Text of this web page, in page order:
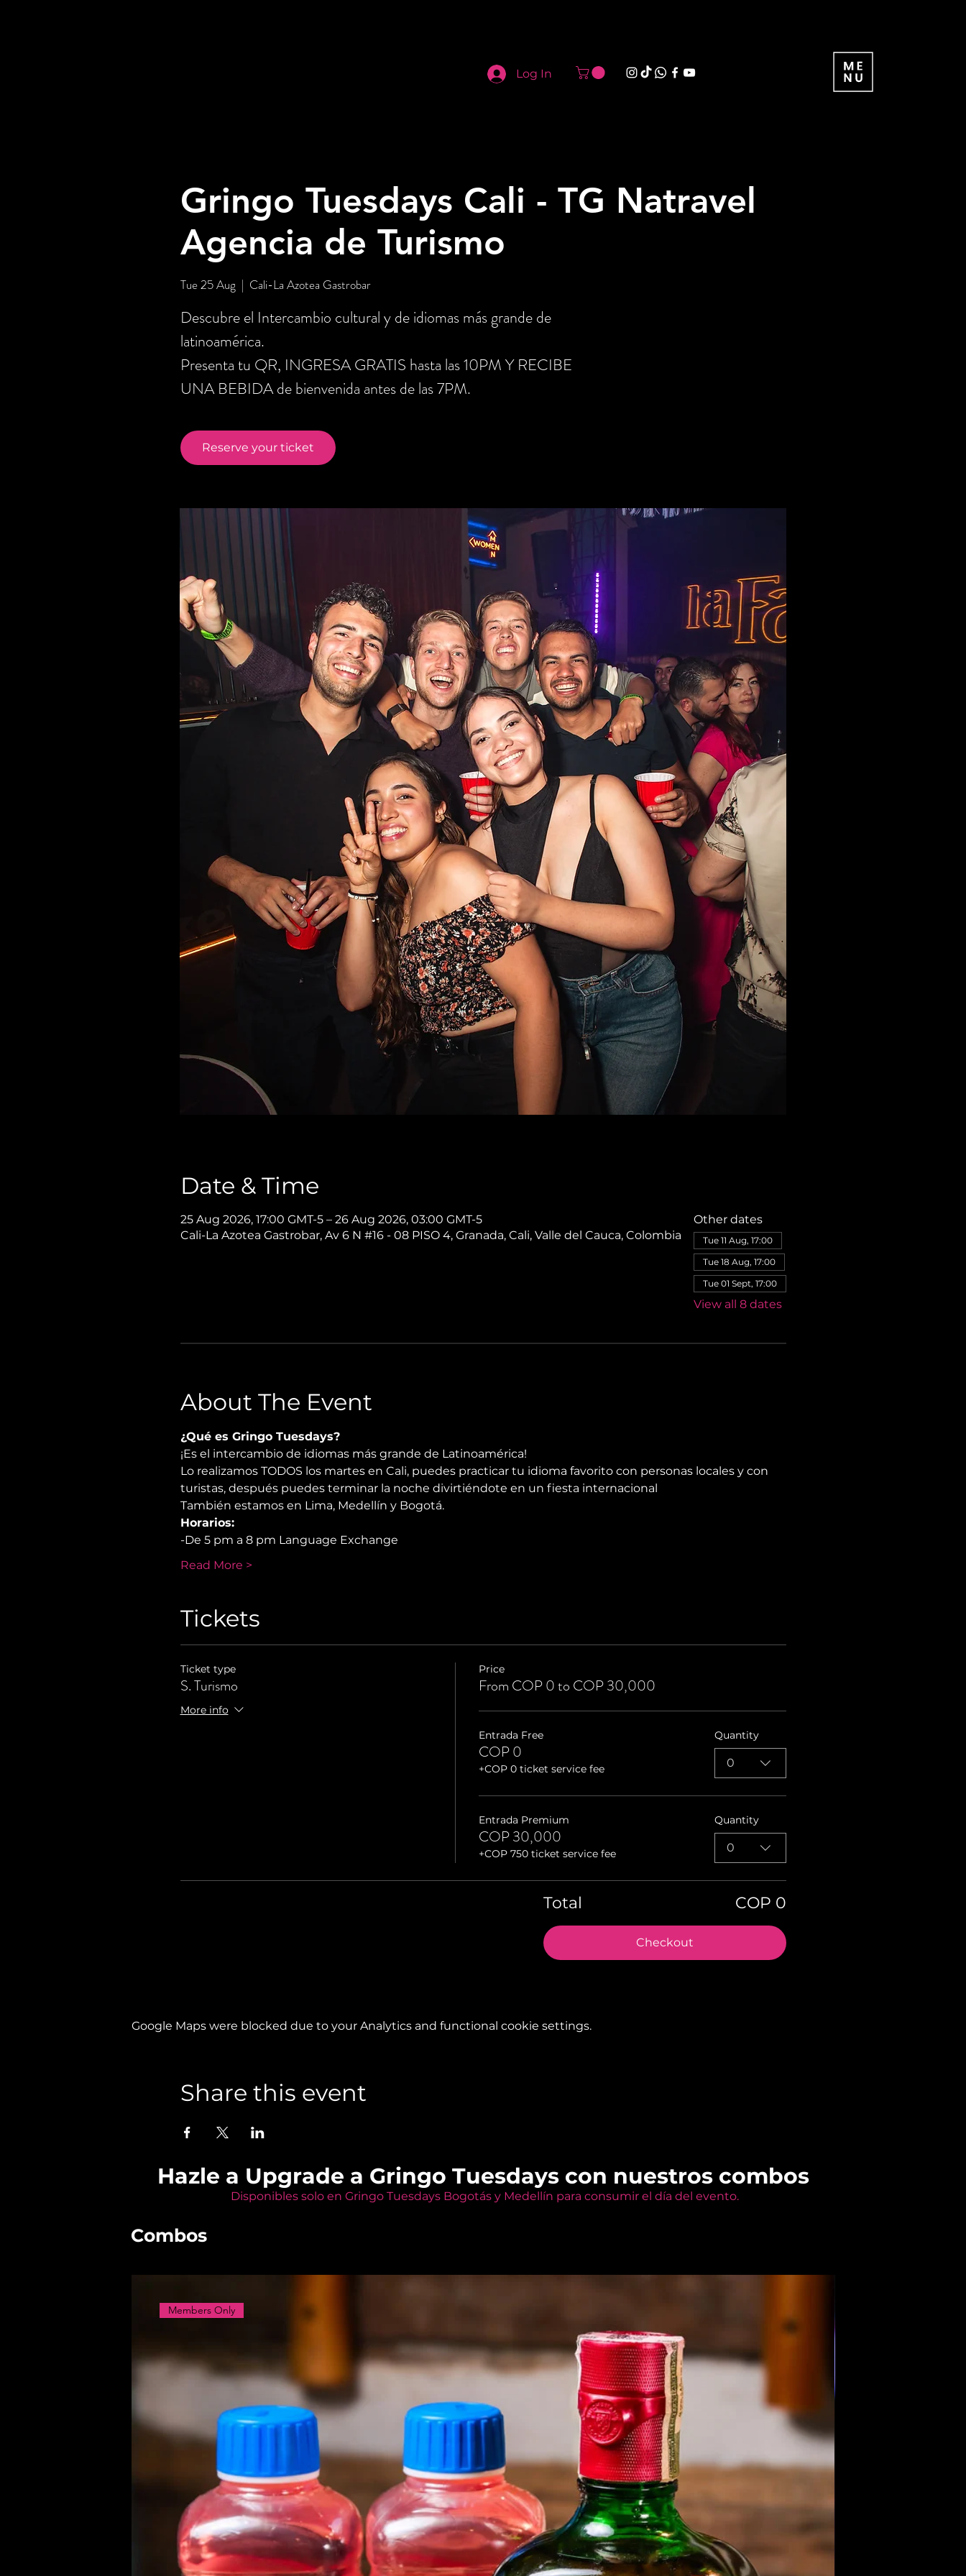
Log In
Gringo Tuesdays Cali - TG Natravel
Agencia de Turismo
Tue 25 Aug
  |
Cali-La Azotea Gastrobar
Descubre el Intercambio cultural y de idiomas más grande de
latinoamérica.
Presenta tu QR, INGRESA GRATIS hasta las 10PM Y RECIBE
UNA BEBIDA de bienvenida antes de las 7PM.
Reserve your ticket
Date & Time
25 Aug 2026, 17:00 GMT-5 – 26 Aug 2026, 03:00 GMT-5
Cali-La Azotea Gastrobar, Av 6 N #16 - 08 PISO 4, Granada, Cali, Valle del Cauca, Colombia
Other dates
Tue 11 Aug, 17:00
Tue 18 Aug, 17:00
Tue 01 Sept, 17:00
View all 8 dates
About The Event
¿Qué es Gringo Tuesdays?
¡Es el intercambio de idiomas más grande de Latinoamérica!
Lo realizamos TODOS los martes en Cali, puedes practicar tu idioma favorito con personas locales y con
turistas, después puedes terminar la noche divirtiéndote en un fiesta internacional
También estamos en Lima, Medellín y Bogotá.
Horarios:
-De 5 pm a 8 pm Language Exchange
Read More >
Tickets
Ticket type
S. Turismo
More info
Price
From COP 0 to COP 30,000
Entrada Free
COP 0
+COP 0 ticket service fee
Quantity
0
Entrada Premium
COP 30,000
+COP 750 ticket service fee
Quantity
0
Total COP 0
Checkout
Google Maps were blocked due to your Analytics and functional cookie settings.
Share this event
Hazle a Upgrade a Gringo Tuesdays con nuestros combos
Disponibles solo en Gringo Tuesdays Bogotás y Medellín para consumir el día del evento.
Combos
Members Only